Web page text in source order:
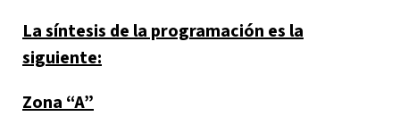
La síntesis de la programación es la
siguiente:
Zona “A”